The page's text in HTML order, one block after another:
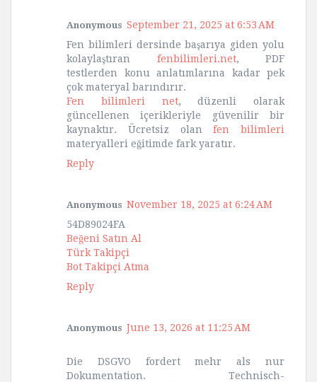
Anonymous September 21, 2025 at 6:53 AM
Fen bilimleri dersinde başarıya giden yolu
kolaylaştıran fenbilimleri.net, PDF
testlerden konu anlatımlarına kadar pek
çok materyal barındırır.
Fen bilimleri net, düzenli olarak
güncellenen içerikleriyle güvenilir bir
kaynaktır. Ücretsiz olanfen bilimleri
materyalleri eğitimde fark yaratır.
Reply
Anonymous November 18, 2025 at 6:24 AM
54D89024FA
Beğeni Satın Al
Türk Takipçi
Bot Takipçi Atma
Reply
Anonymous June 13, 2026 at 11:25 AM
Die DSGVO fordert mehr als nur
Dokumentation. Technisch-